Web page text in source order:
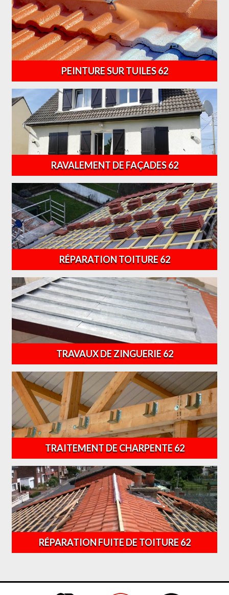
PEINTURE SUR TUILES 62
RAVALEMENT DE FAÇADES 62
RÉPARATION TOITURE 62
TRAVAUX DE ZINGUERIE 62
TRAITEMENT DE CHARPENTE 62
RÉPARATION FUITE DE TOITURE 62